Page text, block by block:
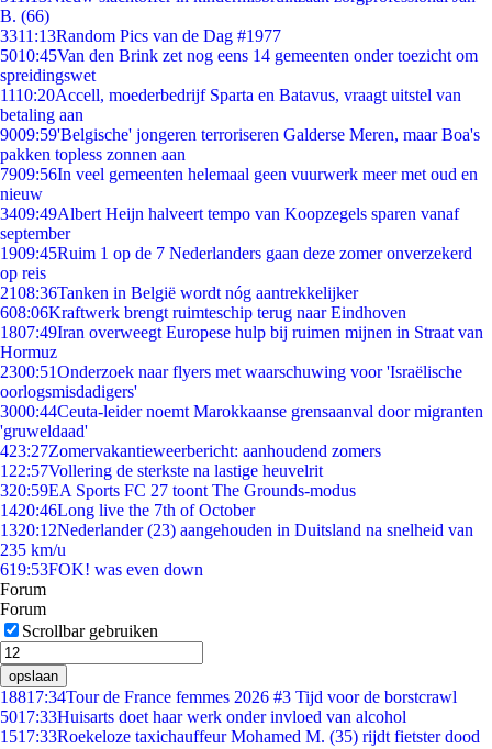
B. (66)
3311:13Random Pics van de Dag #1977
5010:45Van den Brink zet nog eens 14 gemeenten onder toezicht om
spreidingswet
1110:20Accell, moederbedrijf Sparta en Batavus, vraagt uitstel van
betaling aan
9009:59'Belgische' jongeren terroriseren Galderse Meren, maar Boa's
pakken topless zonnen aan
7909:56In veel gemeenten helemaal geen vuurwerk meer met oud en
nieuw
3409:49Albert Heijn halveert tempo van Koopzegels sparen vanaf
september
1909:45Ruim 1 op de 7 Nederlanders gaan deze zomer onverzekerd
op reis
2108:36Tanken in België wordt nóg aantrekkelijker
608:06Kraftwerk brengt ruimteschip terug naar Eindhoven
1807:49Iran overweegt Europese hulp bij ruimen mijnen in Straat van
Hormuz
2300:51Onderzoek naar flyers met waarschuwing voor 'Israëlische
oorlogsmisdadigers'
3000:44Ceuta-leider noemt Marokkaanse grensaanval door migranten
'gruweldaad'
423:27Zomervakantieweerbericht: aanhoudend zomers
1 22:57Vollering de sterkste na lastige heuvelrit
320:59EA Sports FC 27 toont The Grounds-modus
1420:46Long live the 7th of October
1320:12Nederlander (23) aangehouden in Duitsland na snelheid van
235 km/u
619:53FOK! was even down
Forum
Forum
Scrollbar gebruiken
opslaan
18817:34Tour de France femmes 2026 #3 Tijd voor de borstcrawl
5017:33Huisarts doet haar werk onder invloed van alcohol
1517:33Roekeloze taxichauffeur Mohamed M. (35) rijdt fietster dood